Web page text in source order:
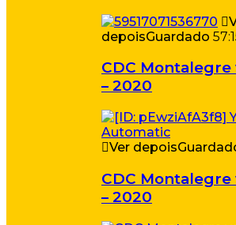
depoisGuardado
CDC Montalegre
– 2020
Ver depois
CDC Montalegre
– 2020